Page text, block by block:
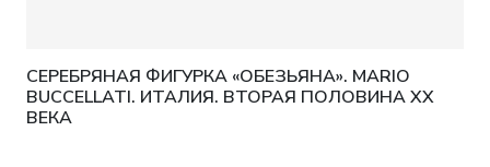
СЕРЕБРЯНАЯ ФИГУРКА «ОБЕЗЬЯНА». MARIO
BUCCELLATI. ИТАЛИЯ. ВТОРАЯ ПОЛОВИНА XX
ВЕКА